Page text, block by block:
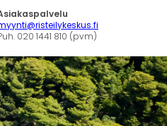
020 1441 810 (pvm)